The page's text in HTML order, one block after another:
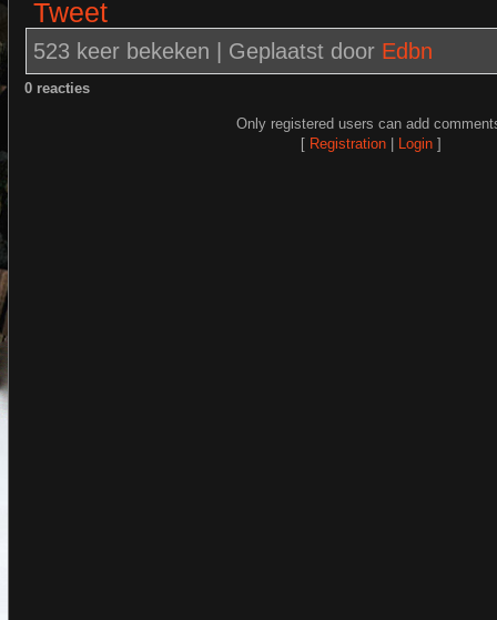
Tweet
523 keer bekeken | Geplaatst door Edbn
0 reacties
Only registered users can add
[ Registration| Login]